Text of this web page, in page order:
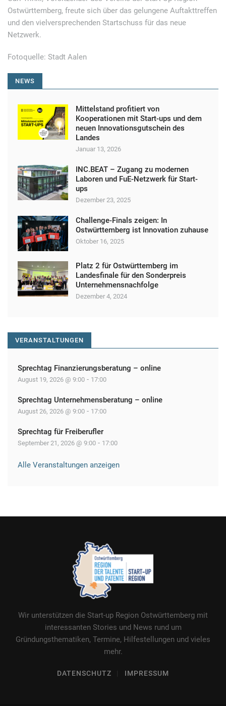
Ostwürttemberg, freute sich über das gelungene Auftakttreffen
und den vielversprechenden Startschuss für das neue
Netzwerk.
Fotoquelle: Stadt Aalen
NEWS
Mittelstand profitiert von
Kooperationen mit Start-ups und dem
neuen Innovationsgutschein des
Landes
Januar 13, 2026
INC.BEAT – Zugang zu modernen
Laboren und FuE-Netzwerk für Start-
ups
Dezember 23, 2025
Challenge-Finals zeigen: In
Ostwürttemberg ist Innovation zuhause
Oktober 16, 2025
Platz 2 für Ostwürttemberg im
Landesfinale für den Sonderpreis
Unternehmensnachfolge
Dezember 4, 2024
VERANSTALTUNGEN
Sprechtag Finanzierungsberatung – online
August 19, 2026 @ 9:00 - 17:00
Sprechtag Unternehmensberatung – online
August 26, 2026 @ 9:00 - 17:00
Sprechtag für Freiberufler
September 21, 2026 @ 9:00 - 17:00
Alle Veranstaltungen anzeigen
Wir unterstützen die Start-up Region Ostwürttemberg mit
interessanten Stories und News rund um
Gründungsthematiken, Termine, Hilfestellungen und vieles
mehr.
DATENSCHUTZ IMPRESSUM